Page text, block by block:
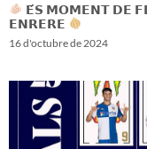
𝗘́𝗦 𝗠𝗢𝗠𝗘𝗡𝗧 𝗗𝗘
𝗘𝗡𝗥𝗘𝗥𝗘
16 d'octubre de 2024